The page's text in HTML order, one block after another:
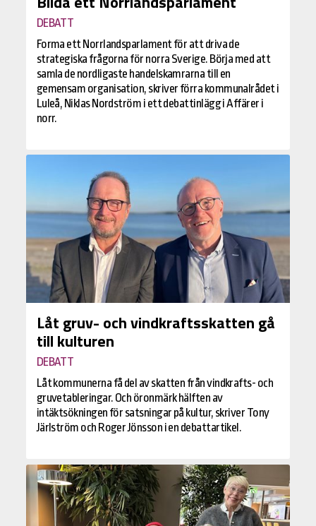
DEBATT
Forma ett Norrlandsparlament för att driva de
strategiska frågorna för norra Sverige. Börja med att
samla de nordligaste handelskamrarna till en
gemensam organisation, skriver förra kommunalrådet i
Luleå, Niklas Nordström i ett debattinlägg i Affärer i
norr.
Låt gruv- och vindkraftsskatten gå
till kulturen
DEBATT
Låt kommunerna få del av skatten från vindkrafts- och
gruvetableringar. Och öronmärk hälften av
intäktsökningen för satsningar på kultur, skriver Tony
Järlström och Roger Jönsson i en debattartikel.